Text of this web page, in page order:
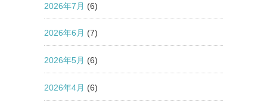
2026年7月 (6)
2026年6月 (7)
2026年5月 (6)
2026年4月 (6)